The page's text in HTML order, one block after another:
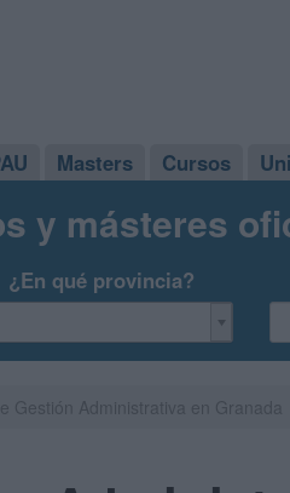
Masters Cursos
y másteres
¿En qué provincia?